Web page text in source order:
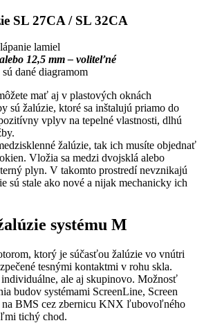
SL 27CA / SL 32CA
lamiel
12,5 mm – voliteľné
dané diagramom
mať aj v plastových oknách
sú žalúzie, ktoré sa inštalujú priamo do
vplyv na tepelné vlastnosti, dlhú
žalúzie, tak ich musíte objednať
Vložia sa medzi dvojsklá alebo
plyn. V takomto prostredí nevznikajú
sú stale ako nové a nijak mechanicky ich
systému M
ktorý je súčasťou žalúzie vo vnútri
tesnými kontaktmi v rohu skla.
ale aj skupinovo. Možnosť
budov systémami ScreenLine, Screen
na BMS cez zbernicu KNX ľubovoľného
tichý chod.